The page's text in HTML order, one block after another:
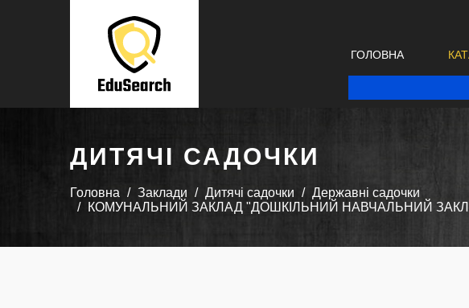
ГОЛОВНА
ДИТЯЧІ САДОЧКИ
Головна Заклади Дитячі садочки
Державні садочки
КОМУНАЛЬНИЙ ЗАКЛАД "ДОШКІЛЬНИЙ НАВЧАЛЬНИЙ